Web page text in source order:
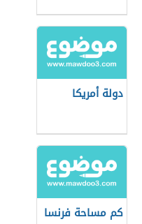
دولة أمريكا
كم مساحة فرنسا